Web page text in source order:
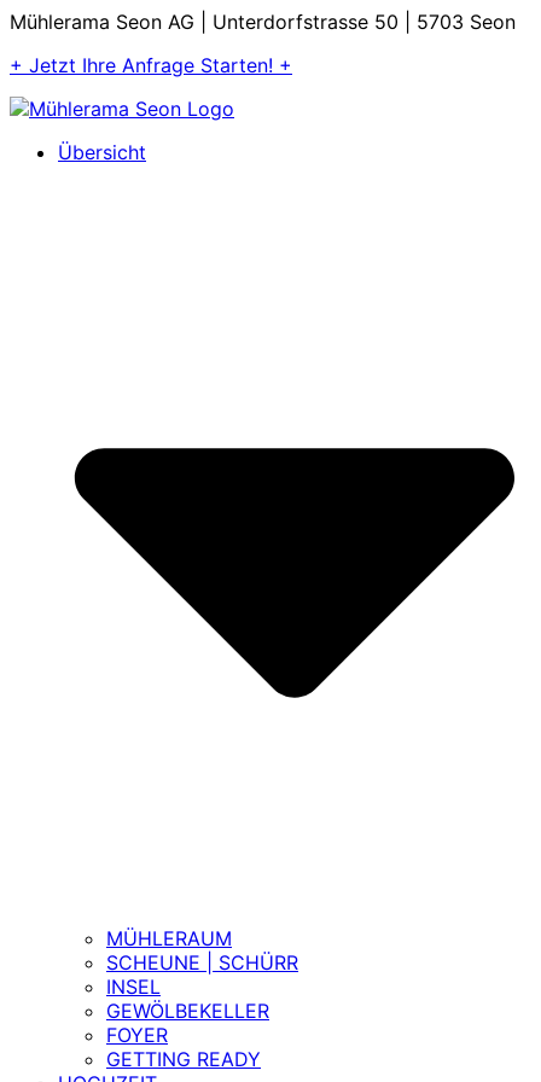
Mühlerama Seon AG | Unterdorfstrasse 50 | 5703 Seon
+ Jetzt Ihre Anfrage Starten! +
Übersicht
MÜHLERAUM
SCHEUNE | SCHÜRR
INSEL
GEWÖLBEKELLER
FOYER
GETTING READY